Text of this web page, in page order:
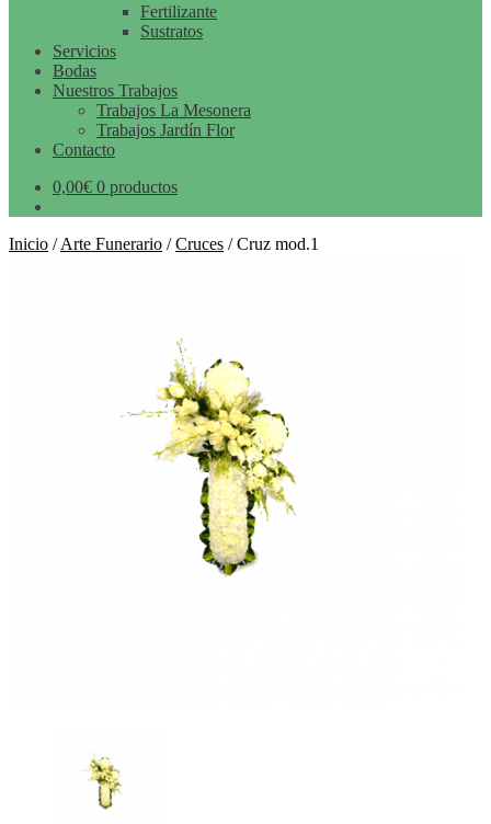
Fertilizante
Sustratos
Servicios
Bodas
Nuestros Trabajos
Trabajos La Mesonera
Trabajos Jardín Flor
Contacto
0,00€ 0 productos
Inicio /Arte Funerario /Cruces /Cruz mod.1